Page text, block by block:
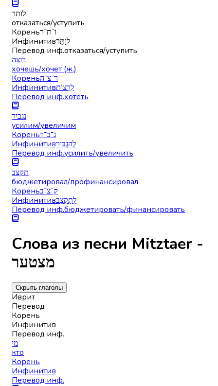
לותר
отказаться/уступить
Кореньו־ת־ר
Инфинитивלְוַתֵּר
Перевод инф.отказаться/уступить
רוצה
хочешь/хочет (ж.)
Кореньר־צ־ה
Инфинитивלִרְצוֹת
Перевод инф.хотеть
נגביר
усилим/увеличим
Кореньג־ב־ר
Инфинитивלְהַגְבִּיר
Перевод инф.усилить/увеличить
תקצב
бюджетировал/профинансировал
Кореньק־צ־ב
Инфинитивלְתַקְצֵב
Перевод инф.бюджетировать/финансировать
Слова из песни Mitztaer -
מצטער
Скрыть глаголы
Иврит
Перевод
Корень
Инфинитив
Перевод инф.
מי
кто
Корень
Инфинитив
Перевод инф.